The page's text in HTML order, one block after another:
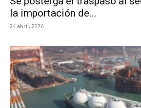
la importación de...
24 abril, 2026